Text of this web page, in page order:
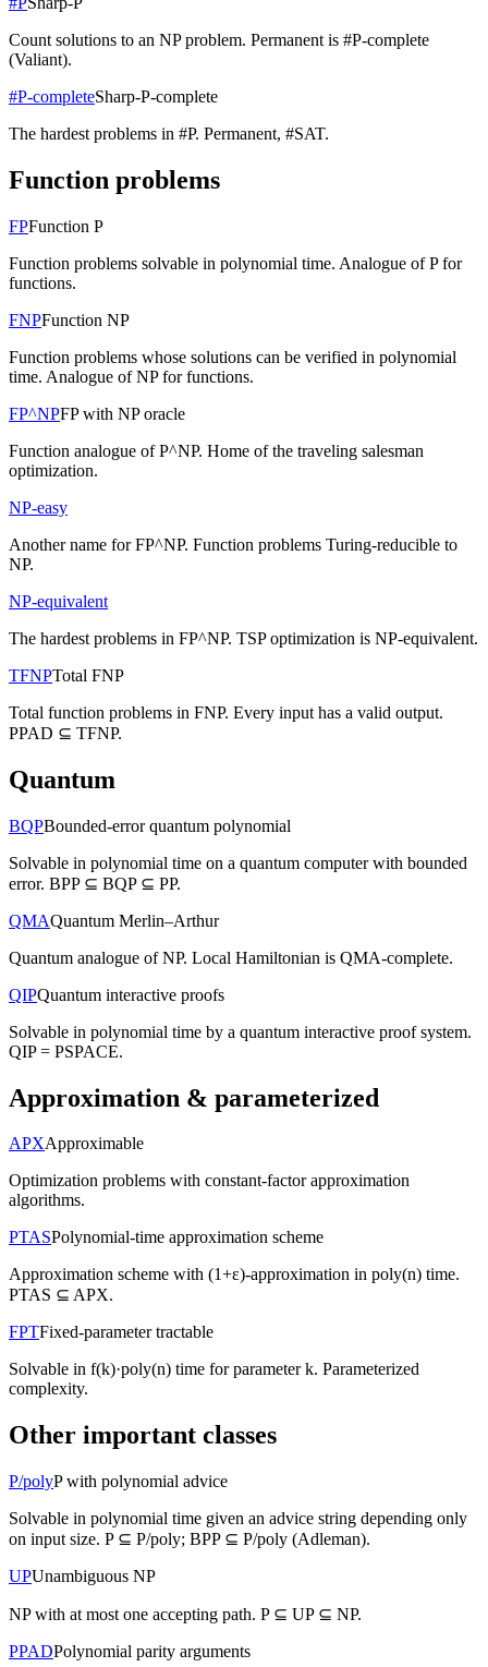
Count solutions to an NP problem. Permanent is #P-complete
(Valiant).
#P-completeSharp-P-complete
The hardest problems in #P. Permanent, #SAT.
Function problems
FPFunction P
Function problems solvable in polynomial time. Analogue of P for
functions.
FNPFunction NP
Function problems whose solutions can be verified in polynomial
time. Analogue of NP for functions.
FP^NPFP with NP oracle
Function analogue of P^NP. Home of the traveling salesman
optimization.
NP-easy
Another name for FP^NP. Function problems Turing-reducible to
NP.
NP-equivalent
The hardest problems in FP^NP. TSP optimization is NP-equivalent.
TFNPTotal FNP
Total function problems in FNP. Every input has a valid output.
PPAD ⊆ TFNP.
Quantum
BQPBounded-error quantum polynomial
Solvable in polynomial time on a quantum computer with bounded
error. BPP ⊆ BQP ⊆ PP.
QMAQuantum Merlin–Arthur
Quantum analogue of NP. Local Hamiltonian is QMA-complete.
QIPQuantum interactive proofs
Solvable in polynomial time by a quantum interactive proof system.
QIP = PSPACE.
Approximation & parameterized
APXApproximable
Optimization problems with constant-factor approximation
algorithms.
PTASPolynomial-time approximation scheme
Approximation scheme with (1+ε)-approximation in poly(n) time.
PTAS ⊆ APX.
FPTFixed-parameter tractable
Solvable in f(k)·poly(n) time for parameter k. Parameterized
complexity.
Other important classes
P/polyP with polynomial advice
Solvable in polynomial time given an advice string depending only
on input size. P ⊆ P/poly; BPP ⊆ P/poly (Adleman).
UPUnambiguous NP
NP with at most one accepting path. P ⊆ UP ⊆ NP.
PPADPolynomial parity arguments